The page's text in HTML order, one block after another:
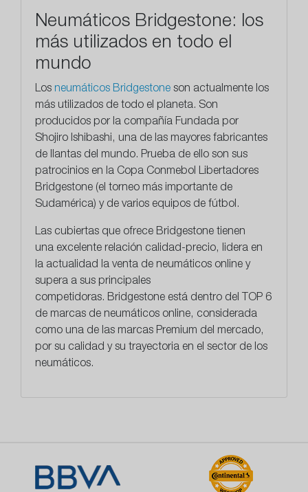
Neumáticos Bridgestone: los
más utilizados en todo el
mundo
Los neumáticos Bridgestone son actualmente los
más utilizados de todo el planeta. Son
producidos por la compañía Fundada por
Shojiro Ishibashi, una de las mayores fabricantes
de llantas del mundo. Prueba de ello son sus
patrocinios en la Copa Conmebol Libertadores
Bridgestone (el torneo más importante de
Sudamérica) y de varios equipos de fútbol.
Las cubiertas que ofrece Bridgestone tienen
una excelente relación calidad-precio, lidera en
la actualidad la venta de neumáticos online y
supera a sus principales
competidoras. Bridgestone está dentro del TOP 6
de marcas de neumáticos online, considerada
como una de las marcas Premium del mercado,
por su calidad y su trayectoria en el sector de los
neumáticos.